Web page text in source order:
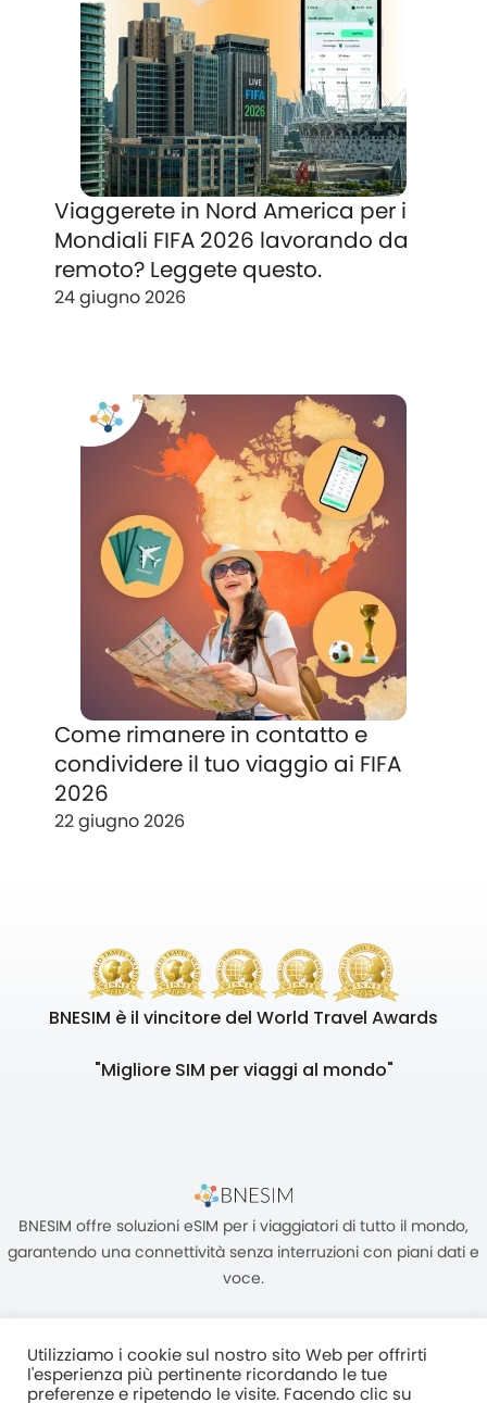
Viaggerete in Nord America per i
Mondiali FIFA 2026 lavorando da
remoto? Leggete questo.
24 giugno 2026
Come rimanere in contatto e
condividere il tuo viaggio ai FIFA
2026
22 giugno 2026
BNESIM è il vincitore del World Travel Awards
"Migliore SIM per viaggi al mondo"
BNESIM offre soluzioni eSIM per i viaggiatori di tutto il mondo,
garantendo una connettività senza interruzioni con piani dati e
voce.
Utilizziamo i cookie sul nostro sito Web per offrirti
l'esperienza più pertinente ricordando le tue
preferenze e ripetendo le visite. Facendo clic su